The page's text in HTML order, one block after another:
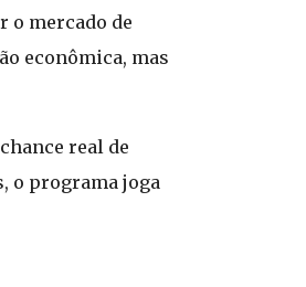
o mercado de
econômica, mas
real de
o programa joga